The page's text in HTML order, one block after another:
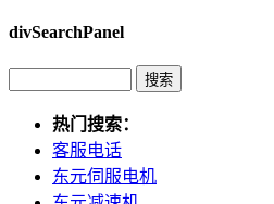
divSearchPanel
热门搜索：
客服电话
东元伺服电机